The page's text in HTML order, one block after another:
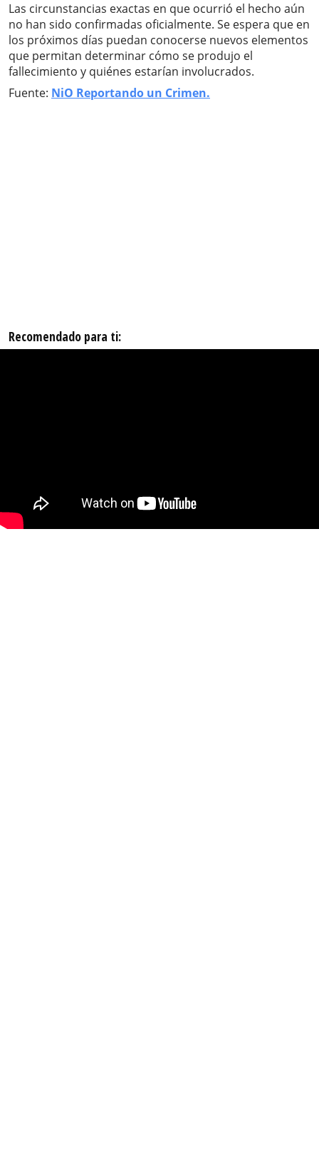
Las circunstancias exactas en que ocurrió el hecho aún
no han sido confirmadas oficialmente. Se espera que en
los próximos días puedan conocerse nuevos elementos
que permitan determinar cómo se produjo el
fallecimiento y quiénes estarían involucrados.
Fuente: NiO Reportando un Crimen.
Recomendado para ti: